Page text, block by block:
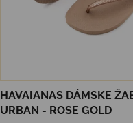
HAVAIANAS DÁMSKE
URBAN - ROSE GOLD